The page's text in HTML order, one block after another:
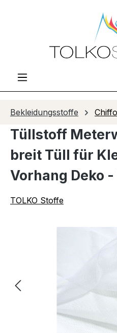
Zum Hauptinhalt springen
Bekleidungsstoffe
Tüllstoff
breit Tüll für
Vorhang Deko
TOLKO Stoffe